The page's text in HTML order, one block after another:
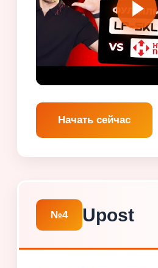
Начать сейчас
№4 Upost